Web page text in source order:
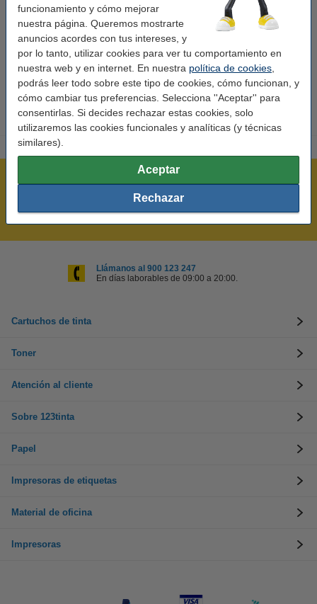
funcionamiento y cómo mejorar
nuestra página. Queremos mostrarte
anuncios acordes con tus intereses, y
por lo tanto, utilizar cookies para ver tu comportamiento en
nuestra web y en internet. En nuestra política de cookies
podrás leer todo sobre este tipo de cookies, cómo funcionan, y
cómo cambiar tus preferencias. Selecciona ''Aceptar'' para
consentirlas. Si decides rechazar estas cookies, solo
utilizaremos las cookies funcionales y analíticas (y técnicas
similares).
Aceptar
Rechazar
Capacidad: ± 10.000 páginas
Marca: Xerox
Código EAN: 042215463522
Llámanos al 900 123 247
En días laborables de 09:00 a 20:00.
Cartuchos de tinta
Toner
Atención al cliente
Sobre 123tinta
Papel
Impresoras de etiquetas
Material de oficina
Impresoras